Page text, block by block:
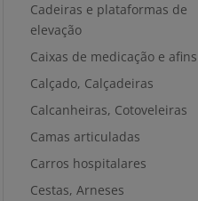
Cadeiras e plataformas de
elevação
Caixas de medicação e afins
Calçado, Calçadeiras
Calcanheiras, Cotoveleiras
Camas articuladas
Carros hospitalares
Cestas, Arneses